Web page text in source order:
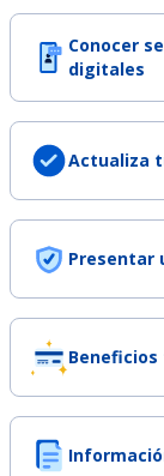
Conocer
digitales
Actualiza
Presentar